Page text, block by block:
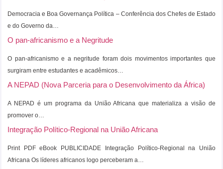
Democracia e Boa Governança Política – Conferência dos Chefes de Estado
e do Governo da…
O pan-africanismo e a Negritude
O pan-africanismo e a negritude foram dois movimentos importantes que
surgiram entre estudantes e acadêmicos…
A NEPAD (Nova Parceria para o Desenvolvimento da África)
A NEPAD é um programa da União Africana que materializa a visão de
promover o…
Integração Político-Regional na União Africana
Print PDF eBook PUBLICIDADE Integração Político-Regional na União
Africana Os líderes africanos logo perceberam a…